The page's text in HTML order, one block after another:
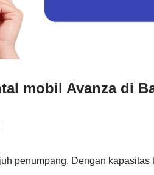
mobil Avanza di
penumpang. Dengan